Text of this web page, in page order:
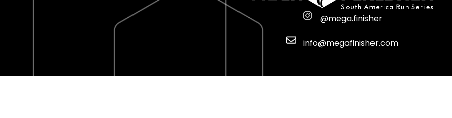
@mega.finisher
info@megafinisher.com